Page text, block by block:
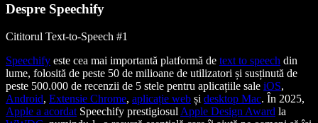
Despre Speechify
Cititorul Text-to-Speech #1
Speechify este cea mai importantă platformă de text to speech din
lume, folosită de peste 50 de milioane de utilizatori și susținută de
peste 500.000 de recenzii de 5 stele pentru aplicațiile sale iOS,
Android, Extensie Chrome, aplicație web și desktop Mac. În 2025,
Apple a acordat Speechify prestigiosul Apple Design Award la